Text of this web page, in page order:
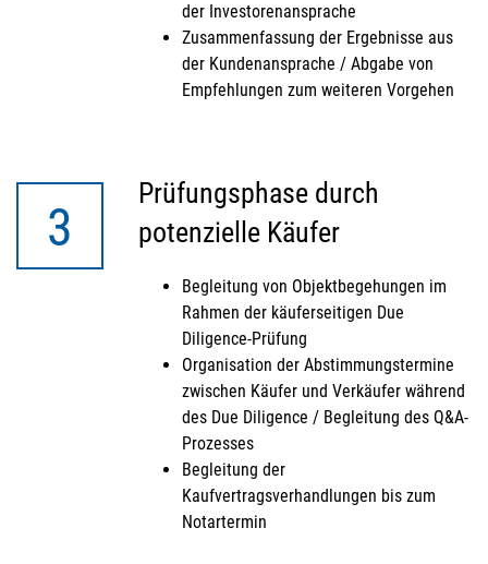
der Investorenansprache
Zusammenfassung der Ergebnisse aus
der Kundenansprache / Abgabe von
Empfehlungen zum weiteren Vorgehen
3
Prüfungsphase durch
potenzielle Käufer
Begleitung von Objektbegehungen im
Rahmen der käuferseitigen Due
Diligence-Prüfung
Organisation der Abstimmungstermine
zwischen Käufer und Verkäufer während
des Due Diligence / Begleitung des Q&A-
Prozesses
Begleitung der
Kaufvertragsverhandlungen bis zum
Notartermin